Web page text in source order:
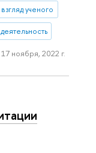
взгляд ученого
17 ноября, 2022 г.